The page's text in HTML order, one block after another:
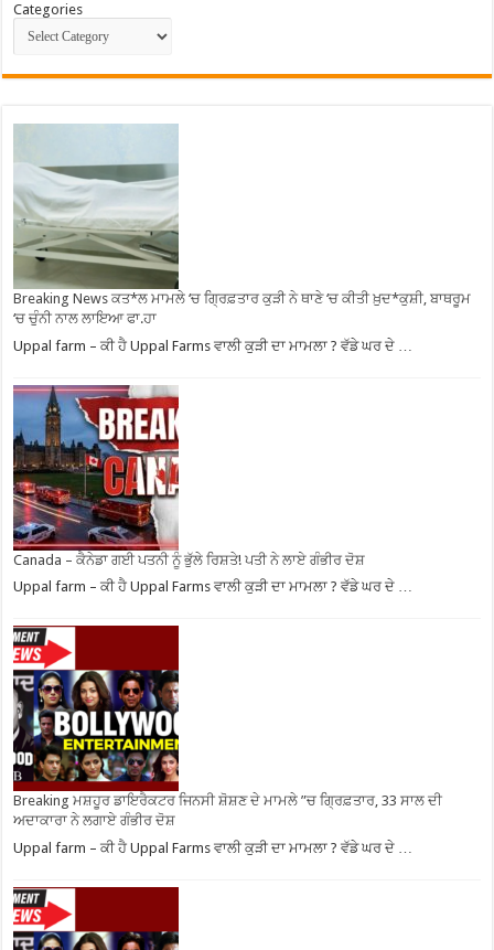
Categories
Breaking News ਕਤ*ਲ ਮਾਮਲੇ ‘ਚ ਗ੍ਰਿਫ਼ਤਾਰ ਕੁੜੀ ਨੇ ਥਾਣੇ ‘ਚ ਕੀਤੀ ਖ਼ੁਦ*ਕੁਸ਼ੀ, ਬਾਥਰੂਮ
‘ਚ ਚੁੰਨੀ ਨਾਲ ਲਾਇਆ ਫਾ.ਹਾ
Uppal farm – ਕੀ ਹੈ Uppal Farms ਵਾਲੀ ਕੁੜੀ ਦਾ ਮਾਮਲਾ ? ਵੱਡੇ ਘਰ ਦੇ …
Canada – ਕੈਨੇਡਾ ਗਈ ਪਤਨੀ ਨੂੰ ਭੁੱਲੇ ਰਿਸ਼ਤੇ! ਪਤੀ ਨੇ ਲਾਏ ਗੰਭੀਰ ਦੋਸ਼
Uppal farm – ਕੀ ਹੈ Uppal Farms ਵਾਲੀ ਕੁੜੀ ਦਾ ਮਾਮਲਾ ? ਵੱਡੇ ਘਰ ਦੇ …
Breaking ਮਸ਼ਹੂਰ ਡਾਇਰੈਕਟਰ ਜਿਨਸੀ ਸ਼ੋਸ਼ਣ ਦੇ ਮਾਮਲੇ ”ਚ ਗ੍ਰਿਫ਼ਤਾਰ, 33 ਸਾਲ ਦੀ
ਅਦਾਕਾਰਾ ਨੇ ਲਗਾਏ ਗੰਭੀਰ ਦੋਸ਼
Uppal farm – ਕੀ ਹੈ Uppal Farms ਵਾਲੀ ਕੁੜੀ ਦਾ ਮਾਮਲਾ ? ਵੱਡੇ ਘਰ ਦੇ …